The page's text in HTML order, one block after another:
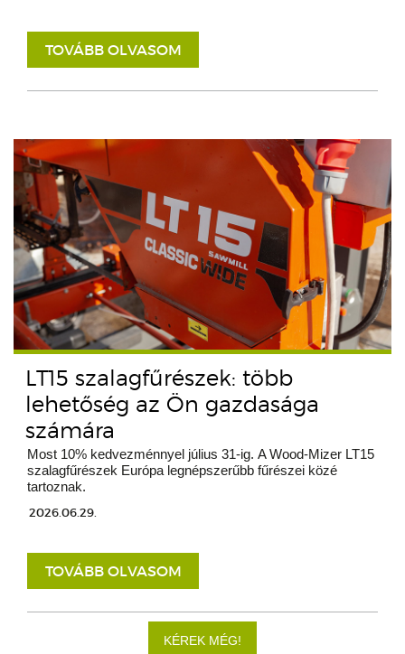
TOVÁBB OLVASOM
LT15 szalagfűrészek: több
lehetőség az Ön gazdasága
számára
Most 10% kedvezménnyel július 31-ig. A Wood-Mizer LT15
szalagfűrészek Európa legnépszerűbb fűrészei közé
tartoznak.
2026.06.29.
TOVÁBB OLVASOM
KÉREK MÉG!